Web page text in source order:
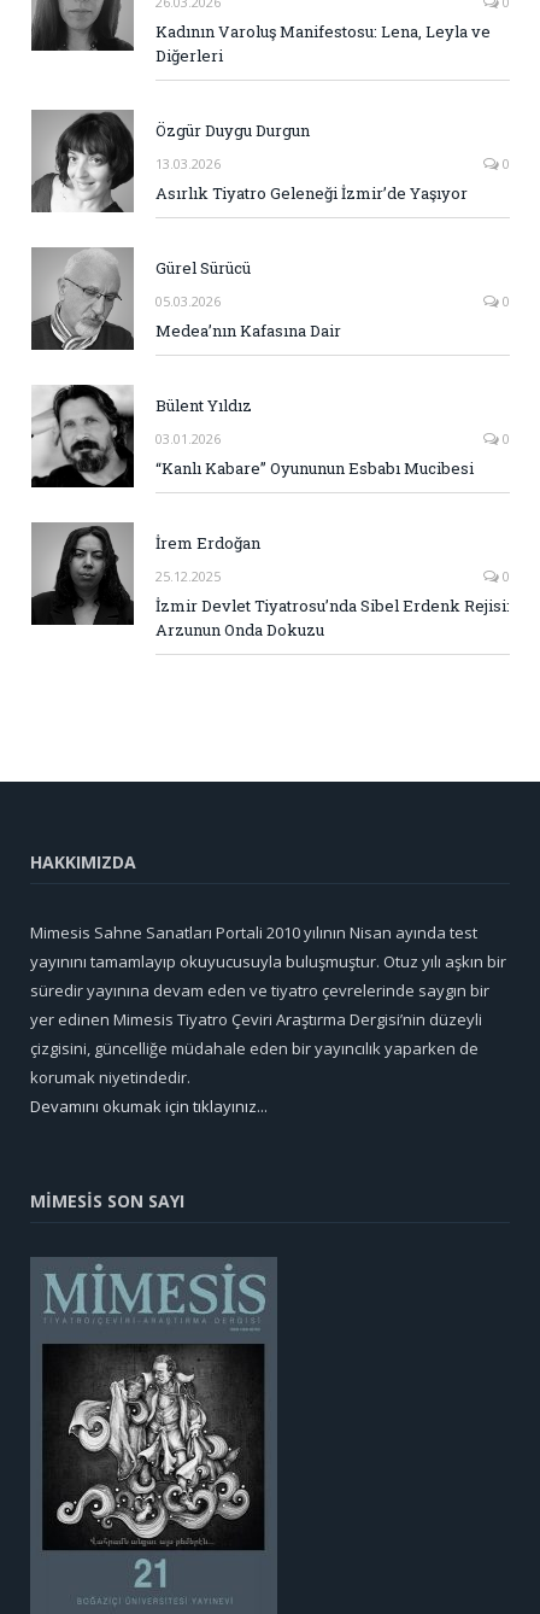
Kadının Varoluş Manifestosu: Lena, Leyla ve
Diğerleri
Özgür Duygu Durgun
13.03.2026 0
Asırlık Tiyatro Geleneği İzmir’de Yaşıyor
Gürel Sürücü
05.03.2026 0
Medea’nın Kafasına Dair
Bülent Yıldız
03.01.2026 0
“Kanlı Kabare” Oyununun Esbabı Mucibesi
İrem Erdoğan
25.12.2025 0
İzmir Devlet Tiyatrosu’nda Sibel Erdenk Rejisi:
Arzunun Onda Dokuzu
HAKKIMIZDA
Mimesis Sahne Sanatları Portali 2010 yılının Nisan ayında test
yayınını tamamlayıp okuyucusuyla buluşmuştur. Otuz yılı aşkın bir
süredir yayınına devam eden ve tiyatro çevrelerinde saygın bir
yer edinen Mimesis Tiyatro Çeviri Araştırma Dergisi’nin düzeyli
çizgisini, güncelliğe müdahale eden bir yayıncılık yaparken de
korumak niyetindedir.
Devamını okumak için tıklayınız...
MİMESİS SON SAYI